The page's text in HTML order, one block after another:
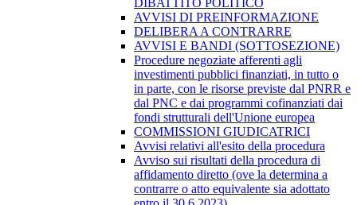
DIBATTITO POLITICO
AVVISI DI PREINFORMAZIONE
DELIBERA A CONTRARRE
AVVISI E BANDI (SOTTOSEZIONE)
Procedure negoziate afferenti agli
investimenti pubblici finanziati, in tutto o
in parte, con le risorse previste dal PNRR e
dal PNC e dai programmi cofinanziati dai
fondi strutturali dell'Unione europea
COMMISSIONI GIUDICATRICI
Avvisi relativi all'esito della procedura
Avviso sui risultati della procedura di
affidamento diretto (ove la determina a
contrarre o atto equivalente sia adottato